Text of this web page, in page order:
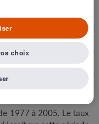
de médecins,
et la sévérité des lois
médicale, avec en
départs de médecins
de ces lois.
l’Area-Health Resource
1977 à 2005. Le taux
choix